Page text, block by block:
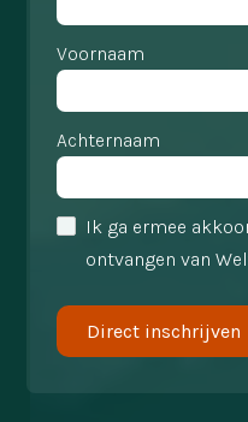
Voornaam
Achternaam
Ik ga ermee
ontvangen van